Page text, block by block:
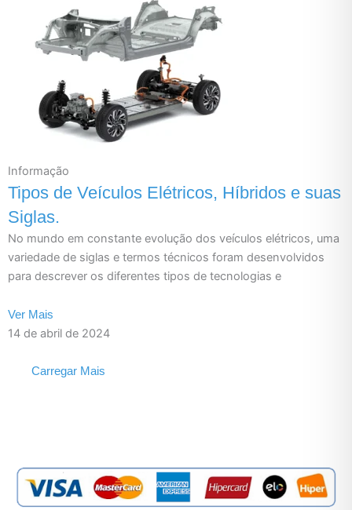
Informação
Tipos de Veículos Elétricos, Híbridos e suas
Siglas.
No mundo em constante evolução dos veículos elétricos, uma
variedade de siglas e termos técnicos foram desenvolvidos
para descrever os diferentes tipos de tecnologias e
Ver Mais
14 de abril de 2024
Carregar Mais